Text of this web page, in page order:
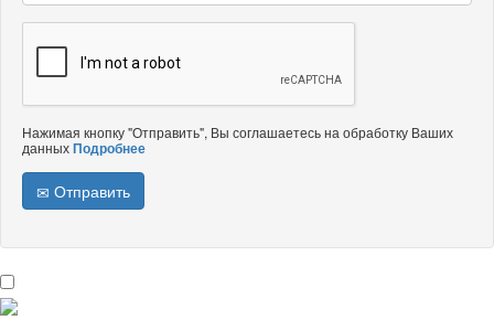
Нажимая кнопку "Отправить", Вы соглашаетесь на обработку Ваших
данныхПодробнее
Отправить